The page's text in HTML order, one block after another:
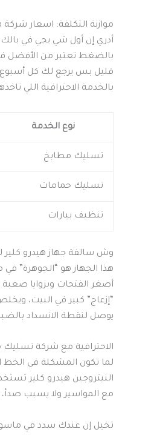
موازنة التكلفة: اسعار
أدري إن أول شي يجي في
بالضغط تعتبر من الأفضل
قليل بس يرجع لك كل أسبوع
بالخدمة الاحترافية اللي
نوع الخدمة
تسليك مطابخ
تسليك حمامات
تنظيف بيارات
وش سالفة جهاز هيدرو
هذا الجهاز هو “الجوهرة”
أصغر الفتحات وبزوايا صعبة
“إزعاج” كبير في البيت،
يوصل لنقطة الانسداد
الاحترافية مع شركة
لما تكون المشكلة في الخط
النيتروجين هيدرو كلير
مع المواسير ولا يسبب